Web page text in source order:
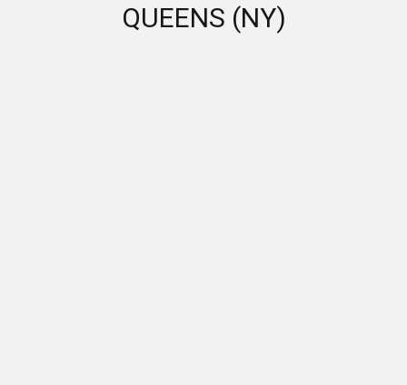
QUEENS (NY)